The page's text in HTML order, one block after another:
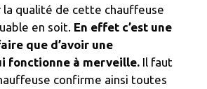
la qualité de cette chauffeuse
en soit. En effet c’est une
que d’avoir une
fonctionne à merveille. Il faut
confirme ainsi toutes